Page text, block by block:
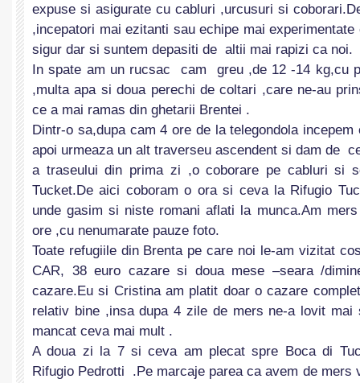
expuse si asigurate cu cabluri ,urcusuri si
,incepatori mai ezitanti sau echipe mai
sigur dar si suntem depasiti de altii mai rapizi ca noi.
In spate am un rucsac cam greu ,de 12 -14 kg,cu
,multa apa si doua perechi de coltari ,care ne-au
ce a mai ramas din ghetarii Brentei .
Dintr-o sa,dupa cam 4 ore de la telegondola incepem
apoi urmeaza un alt traverseu ascendent si dam de
a traseului din prima zi ,o coborare pe cabluri si
Tucket.De aici coboram o ora si ceva la Rifugio
unde gasim si niste romani aflati la munca.Am
ore ,cu nenumarate pauze foto.
Toate refugiile din Brenta pe care noi le-am vizitat
CAR, 38 euro cazare si doua mese –seara /
cazare.Eu si Cristina am platit doar o cazare
relativ bine ,insa dupa 4 zile de mers ne-a lovit
mancat ceva mai mult .
A doua zi la 7 si ceva am plecat spre Boca di
Rifugio Pedrotti .Pe marcaje parea ca avem de mers